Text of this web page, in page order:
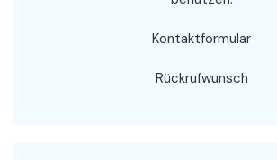
Kontaktformular
Rückrufwunsch